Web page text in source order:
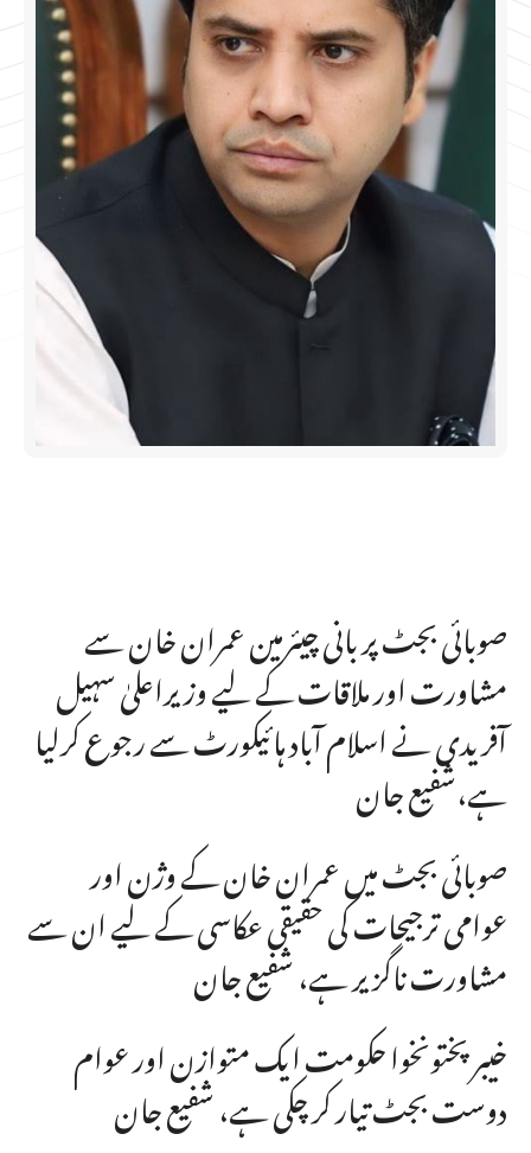
صوبائی بجٹ پر بانی چیئرمین عمران خان سے
مشاورت اور ملاقات کے لیے وزیراعلیٰ سہیل
آفریدی نے اسلام آباد ہائیکورٹ سے رجوع کرلیا
ہے،شفیع جان
صوبائی بجٹ میں عمران خان کے وژن اور
عوامی ترجیحات کی حقیقی عکاسی کے لیے ان سے
مشاورت ناگزیر ہے، شفیع جان
خیبرپختونخوا حکومت ایک متوازن اور عوام
دوست بجٹ تیار کر چکی ہے، شفیع جان